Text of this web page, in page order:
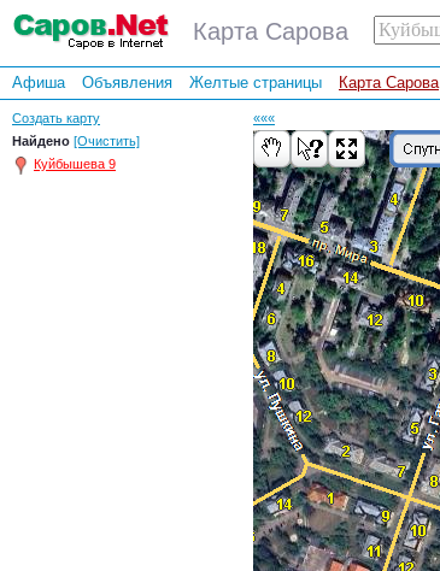
Карта Сарова
Афиша Объявления Желтые страницы Карта Сарова
Создать карту «««
Найдено [Очистить]
Куйбышева 9